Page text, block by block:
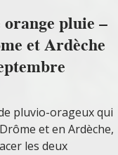
pluie –
et Ardèche
pluvio-orageux qui
et en Ardèche,
les deux